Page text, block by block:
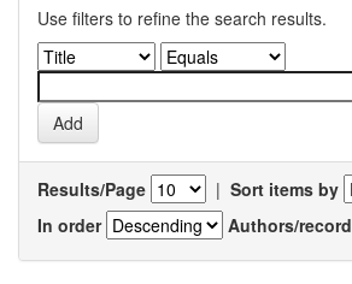
Use filters to refine the search results.
Results/Page | Sort items by
In order
Authors/record